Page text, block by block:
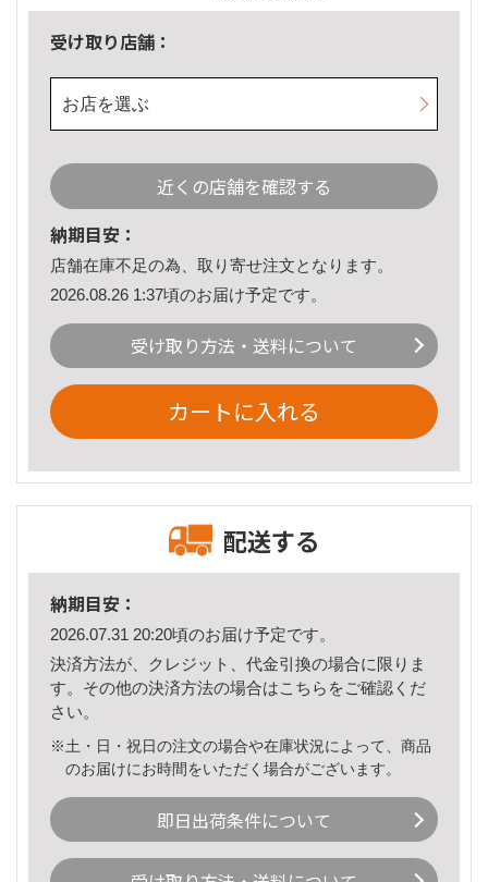
受け取り店舗：
お店を選ぶ
近くの店舗を確認する
納期目安：
店舗在庫不足の為、取り寄せ注文となります。
2026.08.26 1:37頃のお届け予定です。
受け取り方法・送料について
カートに入れる
配送する
納期目安：
2026.07.31 20:20頃のお届け予定です。
決済方法が、クレジット、代金引換の場合に限りま
す。その他の決済方法の場合はこちら をご確認くだ
さい。
※土・日・祝日の注文の場合や在庫状況によって、商品
のお届けにお時間をいただく場合がございます。
即日出荷条件について